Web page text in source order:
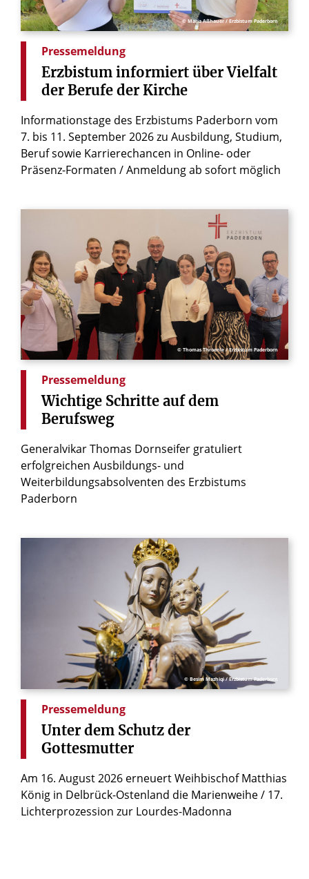
© Maria Aßhauer / Erzbistum Paderborn
Pressemeldung
Erzbistum informiert über Vielfalt
der Berufe der Kirche
Informationstage des Erzbistums Paderborn vom
7. bis 11. September 2026 zu Ausbildung, Studium,
Beruf sowie Karrierechancen in Online- oder
Präsenz-Formaten / Anmeldung ab sofort möglich
© Thomas Throenle / Erzbistum Paderborn
Pressemeldung
Wichtige Schritte auf dem
Berufsweg
Generalvikar Thomas Dornseifer gratuliert
erfolgreichen Ausbildungs- und
Weiterbildungsabsolventen des Erzbistums
Paderborn
© Besim Mazhiqi / Erzbistum Paderborn
Pressemeldung
Unter dem Schutz der
Gottesmutter
Am 16. August 2026 erneuert Weihbischof Matthias
König in Delbrück-Ostenland die Marienweihe / 17.
Lichterprozession zur Lourdes-Madonna